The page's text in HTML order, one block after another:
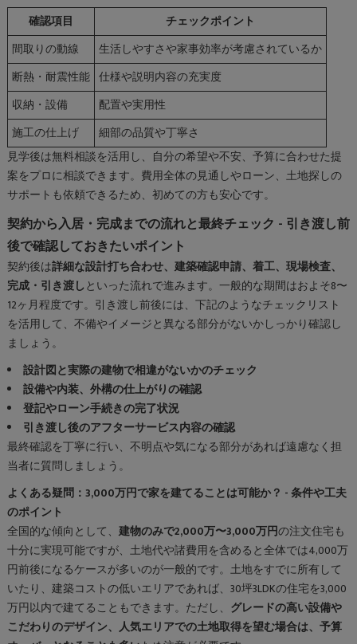
確認項目
チェックポイント
間取りの動線
生活しやすさや家事効率が考慮されているか
断熱・耐震性能 仕様や説明内容の充実度
収納・設備
配置や実用性
施工の仕上げ
細部の品質や丁寧さ
見学後は無料相談を活用し、自分の希望や不安、予算に合わせた提
案をプロに相談できます。費用全体の見通しやローン、土地探しの
サポートも依頼できるため、初めての方も安心です。
契約から入居・完成までの流れと最終チェック - 引き渡し前
後で確認しておきたいポイント
契約後は詳細な設計打ち合わせ、建築確認申請、着工、現場検査、
完成・引き渡しといった流れで進みます。一般的な期間はおよそ8〜
12ヶ月程度です。引き渡し前後には、下記のようなチェックリスト
を活用して、不備やイメージと異なる部分がないかしっかり確認し
ましょう。
設計図と実際の建物で相違がないかのチェック
設備や内装、外構の仕上がりの確認
登記やローン手続きの完了状況
引き渡し後のアフターサービス内容の確認
最終確認を丁寧に行い、不明点や気になる部分があれば遠慮なく担
当者に質問しましょう。
よくある疑問：3,000万円で家を建てることは可能か？ - 条件や工夫
のポイント
全国的な傾向として、 建物のみで2,000万〜3,000万円の注文住宅も
十分に実現可能ですが、土地代や諸費用を含めると全体では4,000万
円前後になるケースが多いのが一般的です。土地をすでに所有して
いたり、建築コストの低いエリアであれば、30坪3LDKの住宅を3,000
万円以内で建てることもできます。ただし、 グレードの高い設備や
こだわりのデザイン、人気エリアでの土地取得を望む場合は、予算